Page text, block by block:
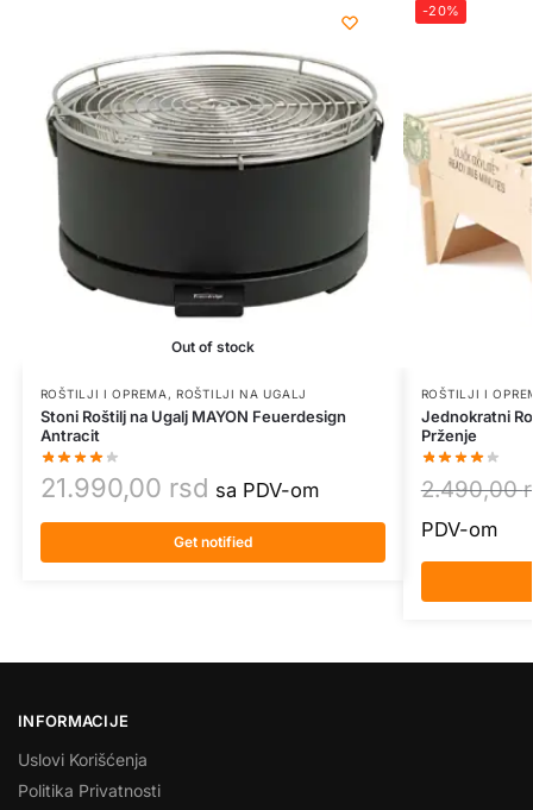
Out of stock
ROŠTILJI I OPREMA ,ROŠTILJI NA UGALJ
Stoni Roštilj na Ugalj MAYON Feuerdesign
Antracit
21.990,00 rsd sa PDV-om
Get notified
-20%
ROŠTILJI I
Jednokratni
Prženje
2.490,00
PDV-om
INFORMACIJE
Uslovi Korišćenja
Politika Privatnosti